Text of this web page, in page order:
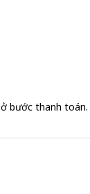
ở bước thanh toán.